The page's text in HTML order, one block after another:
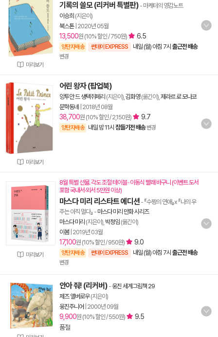
미리보기
기록의 쓸모 (리커버 특별판) - 마케터의 영감노트
이승희 (지은이)
북스톤| 2020년 05월
13,500원 (10% 할인 / 750원) 6.5
양탄자배송 썬데이 EXPRESS 내일 (월) 아침 7시 출근전 배송
변경
미리보기
어린 왕자 (팝업북)
앙투안 드 생텍쥐페리 (지은이), 김화영(옮긴이), 제라르 로 모나코
문학동네
2018년 08월
38,700원 (10% 할인 / 2,150원) 9.7
양탄자배송 내일 밤 11시 잠들기전 배송 변경
미리보기
8월 특별 선물. 각도 조절 테이블 · 이동식 빨래 바구니 (이벤트 도서
포함 국내서·외서 5만원 이상)
마스다 미리 리스타트 에디션 - 『수짱의 연애』x 『나의 우
주는 아직 멀다』 - 마스다 미리 만화 시리즈
마스다 미리 (지은이), 박정임 (옮긴이)
이봄| 2019년 03월
17,100원 (10% 할인 / 950원) 9.0
양탄자배송 썬데이 EXPRESS 내일 (월) 아침 7시 출근전 배송
변경
안아 줘! (리커버) -웅진 세계그림책 29
제즈 앨버로우(지은이)
웅진주니어 2000년 09월
9,900원 (10% 할인 / 550원)
9.5
품절